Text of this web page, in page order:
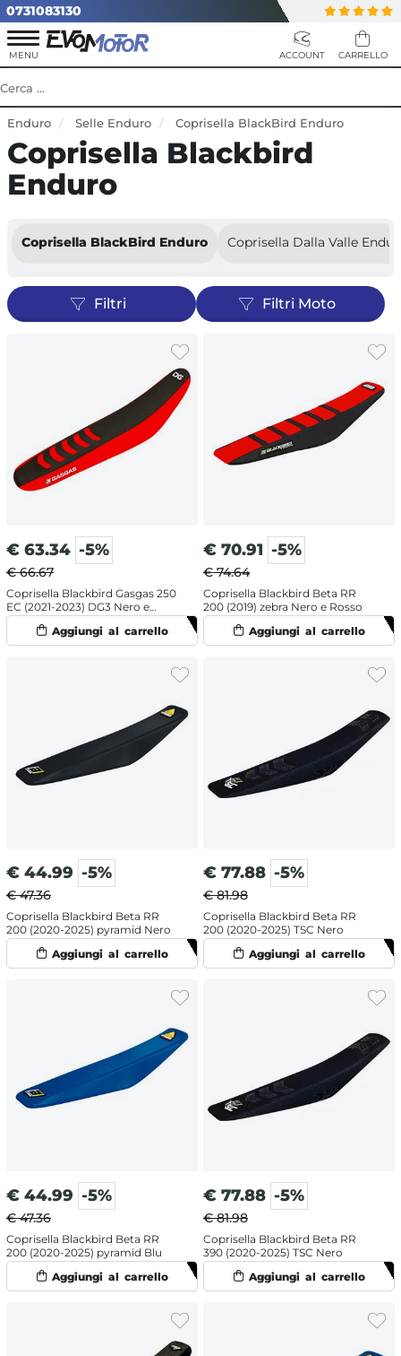
0731083130
Enduro Selle Enduro Coprisella BlackBird Enduro
Coprisella Blackbird
Enduro
Coprisella BlackBird Enduro Coprisella Dalla Valle
Filtri Filtri Moto
€ 63.34 -5%
€ 66.67
Coprisella Blackbird Gasgas 250
EC (2021-2023) DG3 Nero e
Rosso
€ 70.91 -5%
€ 74.64
Coprisella Blackbird Beta RR
200 (2019) zebra Nero e Rosso
€ 44.99 -5%
€ 47.36
Coprisella Blackbird Beta RR
200 (2020-2025) pyramid Nero
€ 77.88 -5%
€ 81.98
Coprisella Blackbird Beta RR
200 (2020-2025) TSC Nero
€ 44.99 -5%
€ 47.36
Coprisella Blackbird Beta RR
200 (2020-2025) pyramid Blu
€ 77.88 -5%
€ 81.98
Coprisella Blackbird Beta RR
390 (2020-2025) TSC Nero